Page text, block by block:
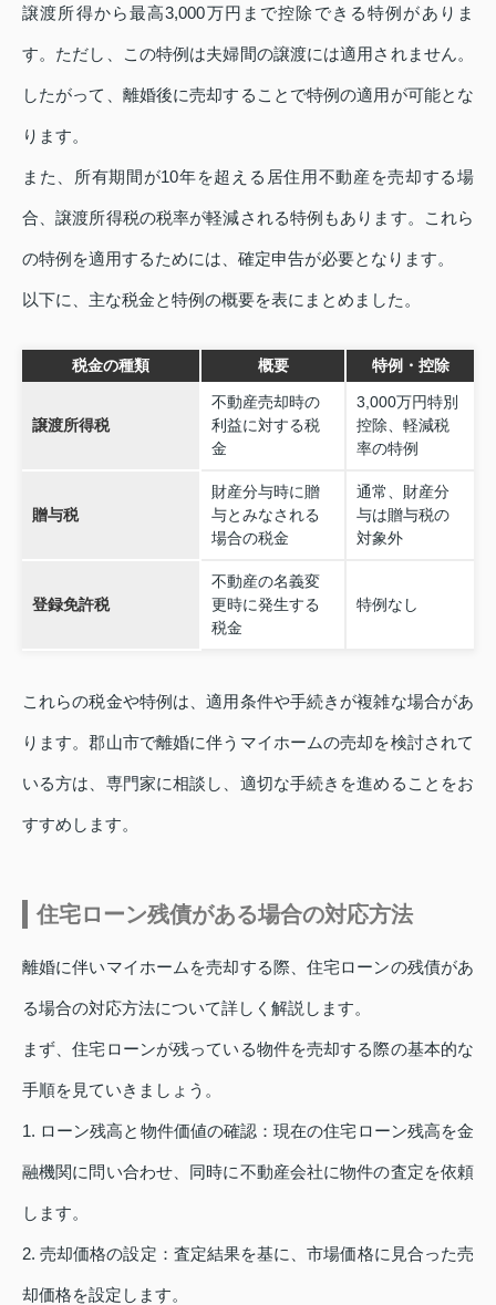
譲渡所得から最高3,000万円まで控除できる特例がありま
す。ただし、この特例は夫婦間の譲渡には適用されません。
したがって、離婚後に売却することで特例の適用が可能とな
ります。
また、所有期間が10年を超える居住用不動産を売却する場
合、譲渡所得税の税率が軽減される特例もあります。これら
の特例を適用するためには、確定申告が必要となります。
以下に、主な税金と特例の概要を表にまとめました。
税金の種類 概要 特例・控除
譲渡所得税
不動産売却時の
利益に対する税
金
3,000万円特別
控除、軽減税
率の特例
贈与税
財産分与時に贈
与とみなされる
場合の税金
通常、財産分
与は贈与税の
対象外
登録免許税
不動産の名義変
更時に発生する
税金
特例なし
これらの税金や特例は、適用条件や手続きが複雑な場合があ
ります。郡山市で離婚に伴うマイホームの売却を検討されて
いる方は、専門家に相談し、適切な手続きを進めることをお
すすめします。
住宅ローン残債がある場合の対応方法
離婚に伴いマイホームを売却する際、住宅ローンの残債があ
る場合の対応方法について詳しく解説します。
まず、住宅ローンが残っている物件を売却する際の基本的な
手順を見ていきましょう。
1. ローン残高と物件価値の確認：現在の住宅ローン残高を金
融機関に問い合わせ、同時に不動産会社に物件の査定を依頼
します。
2. 売却価格の設定：査定結果を基に、市場価格に見合った売
却価格を設定します。